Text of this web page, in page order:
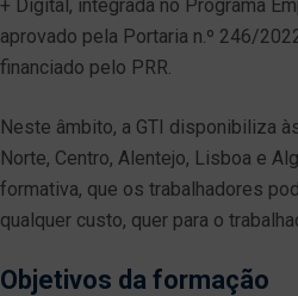
+ Digital, integrada no Programa
aprovado pela Portaria n.º 246/
financiado pelo PRR.
Neste âmbito, a GTI disponibiliza
Norte, Centro, Alentejo, Lisboa e
formativa, que os trabalhadores
qualquer custo, quer para o
Objetivos da formação